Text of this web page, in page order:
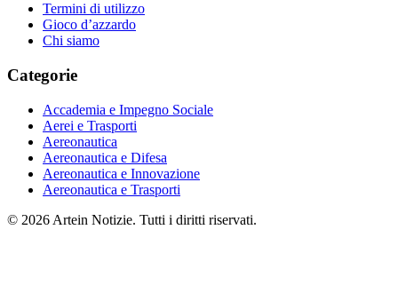
Termini di utilizzo
Gioco d’azzardo
Chi siamo
Categorie
Accademia e Impegno Sociale
Aerei e Trasporti
Aereonautica
Aereonautica e Difesa
Aereonautica e Innovazione
Aereonautica e Trasporti
© 2026 Artein Notizie. Tutti i diritti riservati.